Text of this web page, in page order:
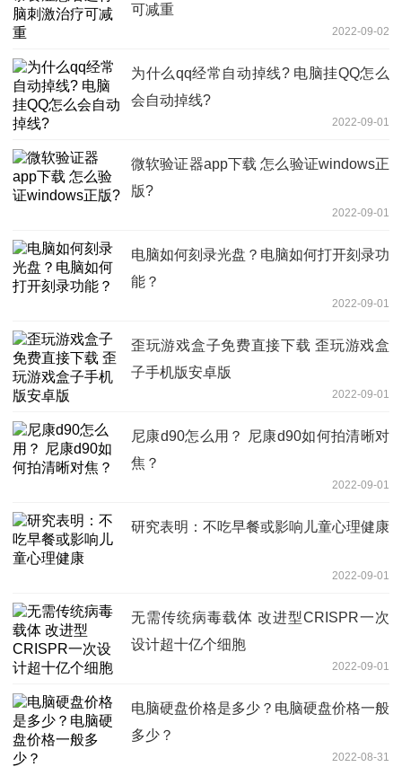
可减重
2022-09-02
为什么qq经常自动掉线? 电脑挂QQ怎么
会自动掉线?
2022-09-01
微软验证器app下载 怎么验证windows正
版?
2022-09-01
电脑如何刻录光盘？电脑如何打开刻录功
能？
2022-09-01
歪玩游戏盒子免费直接下载 歪玩游戏盒
子手机版安卓版
2022-09-01
尼康d90怎么用？ 尼康d90如何拍清晰对
焦？
2022-09-01
研究表明：不吃早餐或影响儿童心理健康
2022-09-01
无需传统病毒载体 改进型CRISPR一次
设计超十亿个细胞
2022-09-01
电脑硬盘价格是多少？电脑硬盘价格一般
多少？
2022-08-31